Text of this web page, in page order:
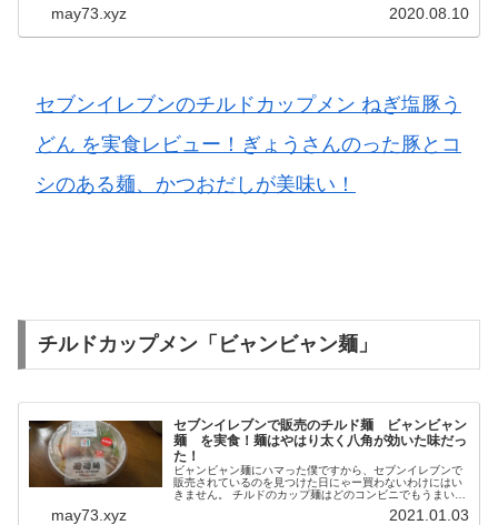
may73.xyz 2020.08.10
セブンイレブンのチルドカップメン ねぎ塩豚う
どん を実食レビュー！ぎょうさんのった豚とコ
シのある麺、かつおだしが美味い！
チルドカップメン「ビャンビャン麺」
セブンイレブンで販売のチルド麺 ビャンビャン
麺 を実食！麺はやはり太く八角が効いた味だっ
た！
ビャンビャン麺にハマった僕ですから、セブンイレブンで
販売されているのを見つけた日にゃー買わないわけにはい
きません。 チルドのカップ麺はどのコンビニでもうまいで
may73.xyz 2021.01.03